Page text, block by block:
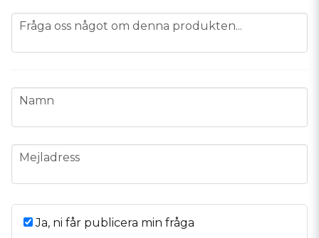
question
Fråga oss något om denna produkten...
name
Namn
email
Mejladress
Ja, ni får publicera min fråga